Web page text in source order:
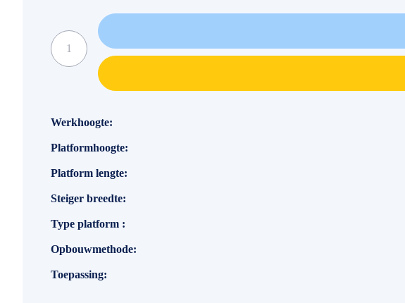
Specificaties
Werkhoogte
Platformhoogte
Platform lengte
Steiger breedte
Type platform
Opbouwmethode
Toepassing